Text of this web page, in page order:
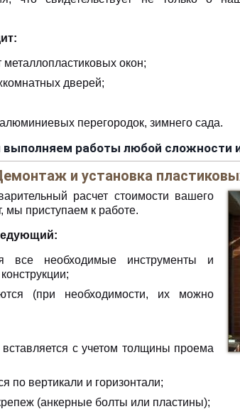
окон;
дверей;
перегородок, зимнего сада.
работы любой сложности
и установка
расчет стоимости вашего
мы приступаем к работе.
все необходимые инструменты и
(при необходимости, их можно
вставляется с учетом толщины проема
по вертикали и горизонтали;
(анкерные болты или пластины);